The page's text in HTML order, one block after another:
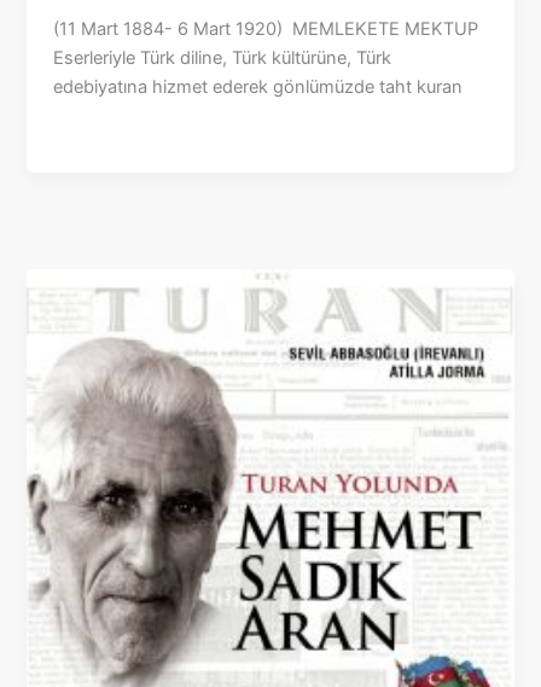
(11 Mart 1884- 6 Mart 1920) MEMLEKETE MEKTUP
Eserleriyle Türk diline, Türk kültürüne, Türk
edebiyatına hizmet ederek gönlümüzde taht kuran